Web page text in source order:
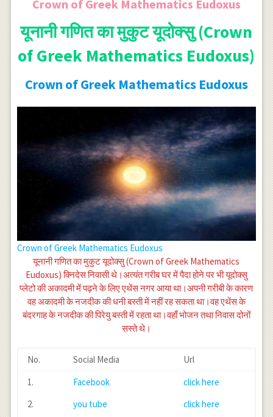
Crown of Greek Mathematics Eudoxus
यूनानी गणित का मुकुट यूदोक्सु (Crown
of Greek Mathematics Eudoxus)
Crown of Greek Mathematics Eudoxus
Crown of Greek Mathematics Eudoxus
यूनानी गणित का मुकुट यूदोक्सु (Crown of Greek Mathematics
Eudoxus) क्निदेस निवासी थे।अत्यंत गरीब घर में पैदा होने पर भी यूदोक्सु
प्लेटो की अकादमी में पढ़ने के लिए एथेंस नगर आया था।अपनी गरीबी के कारण
वह अकादमी के नजदीक की धनी बस्ती में नहीं रह सकता था।वह एथेंस के
बंदरगाह के नजदीक की पिरेयु बस्ती में रहता था।वहाँ भोजन तथा निवास दोनों
सस्ते थे।
No. Social Media
Url
1.
Facebook
click here
2.
you tube
click here